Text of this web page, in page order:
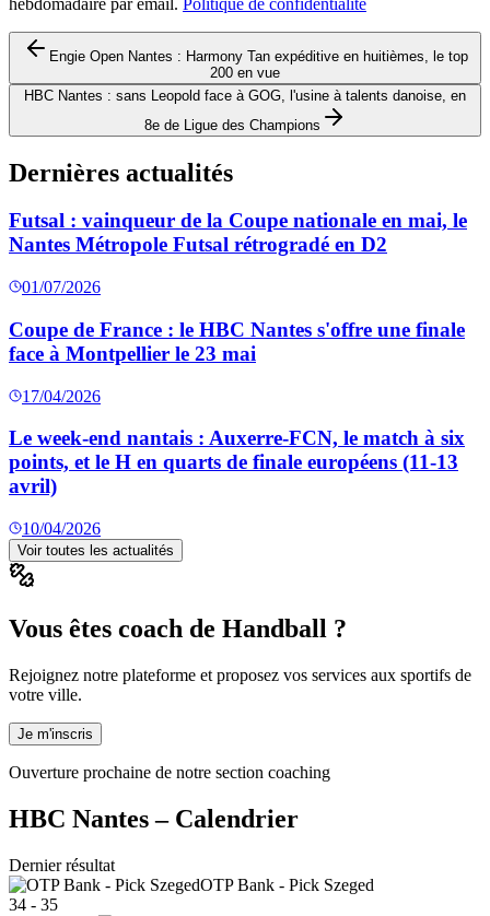
Engie Open Nantes : Harmony Tan expéditive en huitièmes, le top
200 en vue
HBC Nantes : sans Leopold face à GOG, l'usine à talents danoise, en
8e de Ligue des Champions
Dernières actualités
Futsal : vainqueur de la Coupe nationale en mai, le
Nantes Métropole Futsal rétrogradé en D2
01/07/2026
Coupe de France : le HBC Nantes s'offre une finale
face à Montpellier le 23 mai
17/04/2026
Le week-end nantais : Auxerre-FCN, le match à six
points, et le H en quarts de finale européens (11-13
avril)
10/04/2026
Voir toutes les actualités
Vous êtes coach de Handball ?
Rejoignez notre plateforme et proposez vos services aux sportifs de
votre ville.
Je m'inscris
Ouverture prochaine de notre section coaching
HBC Nantes– Calendrier
Dernier résultat
OTP Bank - Pick Szeged
34 - 35